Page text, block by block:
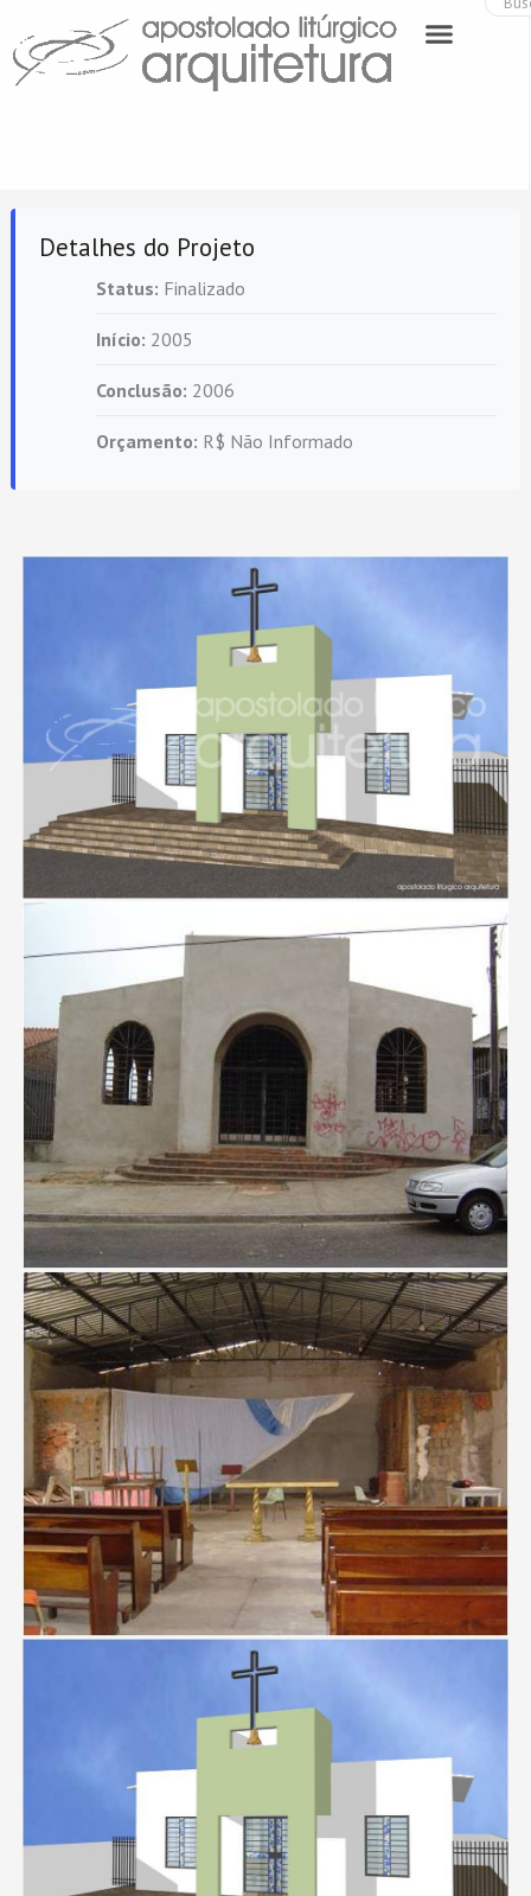
para
Detalhes do Projeto
Status: Finalizado
Início: 2005
Conclusão: 2006
Orçamento: R$ Não Informado